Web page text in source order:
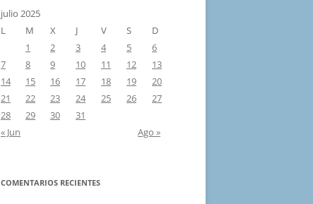
julio 2025
L
M X J V S
D
1
2 3 4 5
6
7
8 9 10 11 12
13
14
15 16 17 18 19
20
21
22 23 24 25 26
27
28
29 30
31
« Jun
Ago »
COMENTARIOS RECIENTES